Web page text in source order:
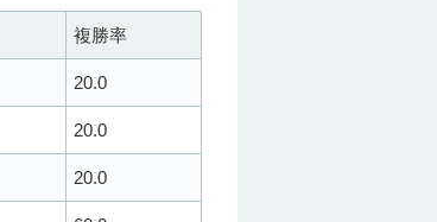
複勝率
20.0
20.0
20.0